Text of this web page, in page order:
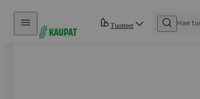
Hyppää sisältöön
Tuotteet